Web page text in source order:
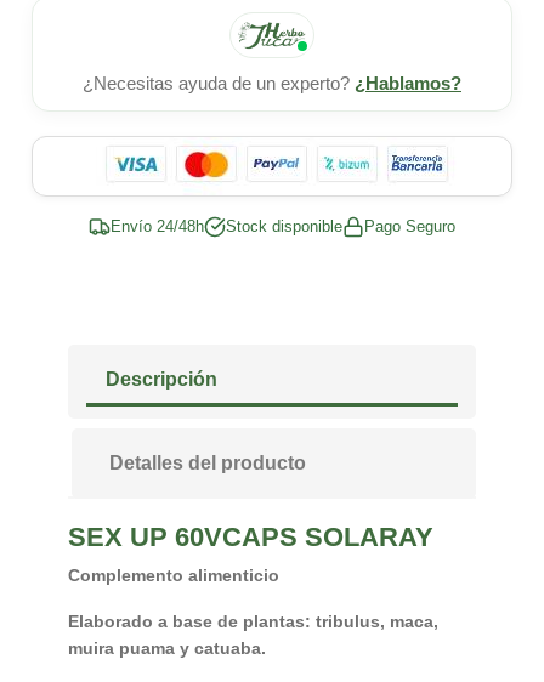
¿Necesitas ayuda de un experto? ¿Hablamos?
Envío 24/48h Stock disponible Pago Seguro
Descripción
Detalles del producto
SEX UP 60VCAPS SOLARAY
Complemento alimenticio
Elaborado a base de plantas: tribulus, maca,
muira puama y catuaba.